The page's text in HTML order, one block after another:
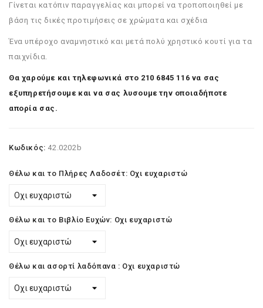
Γίνεται κατόπιν παραγγελίας και μπορεί να τροποποιηθεί με
βάση τις δικές προτιμήσεις σε χρώματα και σχέδια
Ένα υπέροχο αναμνηστικό και μετά πολύ χρηστικό κουτί για τα
παιχνίδια.
Θα χαρούμε και τηλεφωνικά στο 210 6845 116 να σας
εξυπηρετήσουμε και να σας λυσουμε την οποιαδήποτε
απορία σας.
Κωδικός: 42.0202b
Θέλω και το Πλήρες Λαδοσέτ: Οχι ευχαριστώ
Θέλω και το Βιβλίο Ευχών: Οχι ευχαριστώ
Θέλω και ασορτί λαδόπανα : Οχι ευχαριστώ